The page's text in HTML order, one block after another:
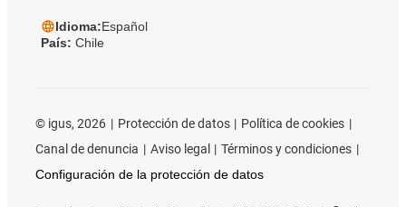
Idioma:Español
País: Chile
© igus, 2026 Protección de datos
Política de cookies
Canal de denuncia
Aviso legal
Términos y condiciones
Configuración de la protección de datos